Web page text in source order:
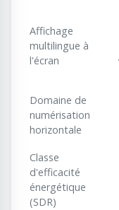
Affichage
multilingue à
l'écran
Domaine de
numérisation
horizontale
Classe
d'efficacité
énergétique
(SDR)